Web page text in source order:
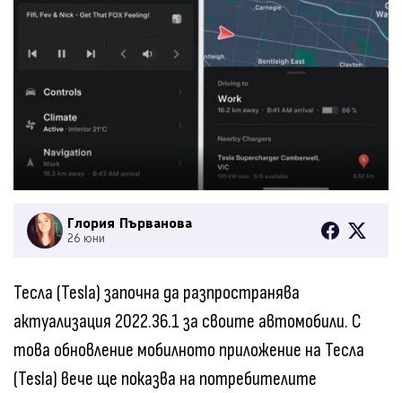
Глория Първанова
26 юни
Тесла (Tesla) започна да разпространява
актуализация 2022.36.1 за своите автомобили. С
това обновление мобилното приложение на Тесла
(Tesla) вече ще показва на потребителите